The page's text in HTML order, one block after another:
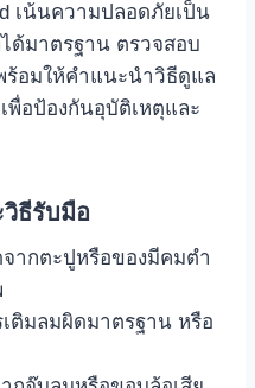
เน้นความปลอดภัยเป็น
ด้มาตรฐาน ตรวจสอบ
ร้อมให้คำแนะนำวิธีดูแล
พื่อป้องกันอุบัติเหตุและ
ธีรับมือ
จากตะปูหรือของมีคมตำ
เติมลมผิดมาตรฐาน หรือ